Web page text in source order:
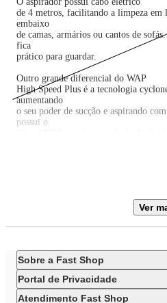
de 4 metros, facilitando a limpeza
embaixo
de camas, armários ou cantos de
fica
prático para guardar.
Outro grande diferencial do WAP
High Speed Plus é a tecnologia
aumentando
o seu poder de sucção e aspirando
possui o
já conhecido padrão de qualidade
Código WAP: FW009104 (127V) /
FW009105 (220V)
Motor: Universal
Ver
Sobre a Fast Shop
Portal de Privacidade
Atendimento Fast Shop